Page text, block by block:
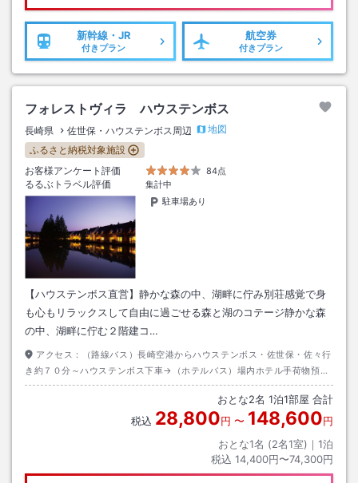
新幹線・JR
付きプラン
航空券
付きプラン
フォレストヴィラ ハウステンボス
長崎県 佐世保・ハウステンボス周辺
地図
ふるさと納税対象施設
お客様アンケート評価
84点
るるぶトラベル評価
集計中
駐車場あり
【ハウステンボス直営】静かな森の中、湖畔に佇み別荘感覚で身
も心もリラックスして自由に過ごせる森と湖のコテージ静かな森
の中、湖畔に佇む２階建コ…
アクセス：
（路線バス）長崎空港からハウステンボス・佐世保・佐々行
き約７０分～ハウステンボス下車→（ホテルバス）場内ホテル手荷物預か
り所前から約１０分～フォレストヴィラ下車
おとな2名 1泊1部屋 合計
税込 28,800円 〜 148,600円
おとな1名 (2名1室)｜ 1泊
税込 14,400円〜74,300円